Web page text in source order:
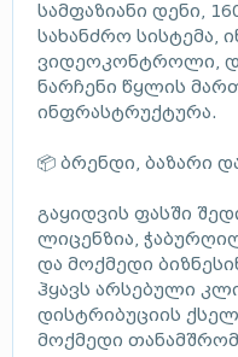
სამფაზიანი დენი,
სახანძრო სისტემა,
ვიდეოკონტროლი,
ნარჩენი წყლის
ინფრასტრუქტურა.
📦 ბრენდი, ბაზარი
გაყიდვის ფასში
ლიცენზია,
და მოქმედი
ჰყავს არსებული
დისტრიბუციის
მოქმედი